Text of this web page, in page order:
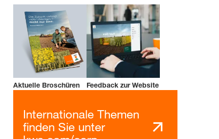
Aktuelle Broschüren Feedback zur Website
Internationale Themen
finden Sie unter